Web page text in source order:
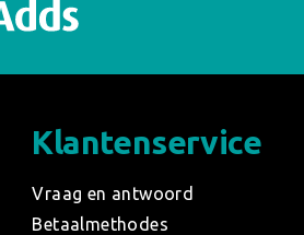
Klantenservice
Vraag en antwoord
Betaalmethodes